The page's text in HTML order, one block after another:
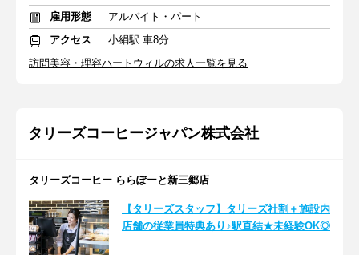
雇用形態
アルバイト・パート
アクセス
小絹駅 車8分
訪問美容・理容ハートウィルの求人一覧を見る
タリーズコーヒージャパン株式会社
タリーズコーヒー ららぽーと新三郷店
【タリーズスタッフ】タリーズ社割＋施設内
店舗の従業員特典あり♪駅直結★未経験OK◎